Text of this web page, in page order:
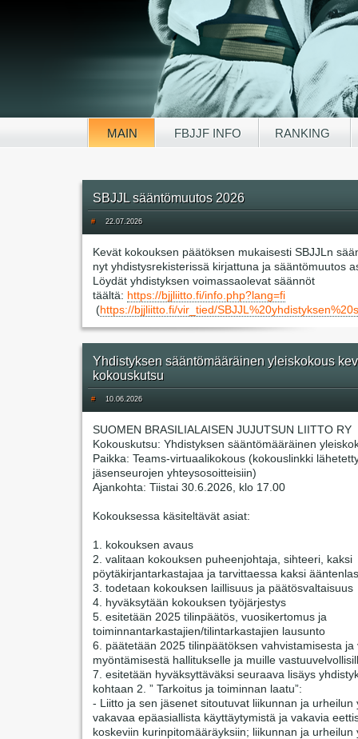
MAIN FBJJF INFO RANKING
SBJJL sääntömuutos 2026
# 22.07.2026
Kevät kokouksen päätöksen mukaisesti SBJJLn
nyt yhdistysrekisterissä kirjattuna ja sääntömuutos
Löydät yhdistyksen voimassaolevat säännöt
täältä: https://bjjliitto.fi/info.php?lang=fi
(https://bjjliitto.fi/vir_tied/
Yhdistyksen sääntömääräinen yleiskokous
kokouskutsu
# 10.06.2026
SUOMEN BRASILIALAISEN JUJUTSUN LIITTO RY
Kokouskutsu: Yhdistyksen sääntömääräinen
Paikka: Teams-virtuaalikokous (kokouslinkki
jäsenseurojen yhteysosoitteisiin)
Ajankohta: Tiistai 30.6.2026, klo 17.00
Kokouksessa käsiteltävät asiat:
1. kokouksen avaus
2. valitaan kokouksen puheenjohtaja, sihteeri, kaksi
pöytäkirjantarkastajaa ja tarvittaessa kaksi
3. todetaan kokouksen laillisuus ja päätösvaltaisuus
4. hyväksytään kokouksen työjärjestys
5. esitetään 2025 tilinpäätös, vuosikertomus ja
toiminnantarkastajien/tilintarkastajien lausunto
6. päätetään 2025 tilinpäätöksen vahvistamisesta
myöntämisestä hallitukselle ja muille
7. esitetään hyväksyttäväksi seuraava lisäys
kohtaan 2. ” Tarkoitus ja toiminnan laatu”:
- Liitto ja sen jäsenet sitoutuvat liikunnan ja urheilun
vakavaa epäasiallista käyttäytymistä ja vakavia
koskeviin kurinpitomääräyksiin; liikunnan ja urheilun